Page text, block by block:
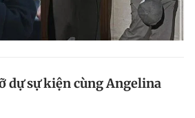
dự sự kiện cùng Angelina